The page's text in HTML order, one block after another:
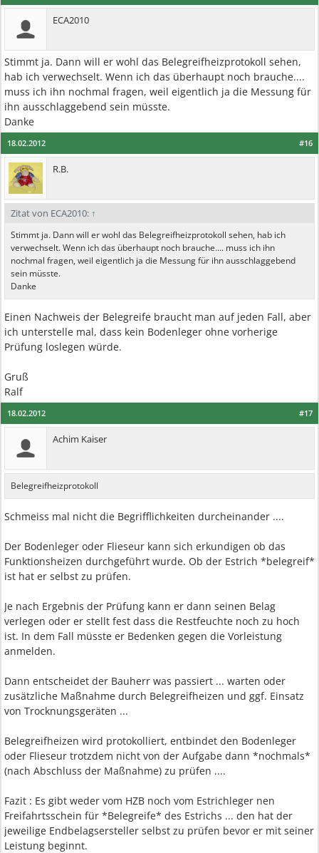
ECA2010
Stimmt ja. Dann will er wohl das Belegreifheizprotokoll sehen,
hab ich verwechselt. Wenn ich das überhaupt noch brauche....
muss ich ihn nochmal fragen, weil eigentlich ja die Messung für
ihn ausschlaggebend sein müsste.
Danke
#16
18.02.2012
R.B.
Zitat von ECA2010: ↑
Stimmt ja. Dann will er wohl das Belegreifheizprotokoll sehen, hab ich
verwechselt. Wenn ich das überhaupt noch brauche.... muss ich ihn
nochmal fragen, weil eigentlich ja die Messung für ihn ausschlaggebend
sein müsste.
Danke
Einen Nachweis der Belegreife braucht man auf jeden Fall, aber
ich unterstelle mal, dass kein Bodenleger ohne vorherige
Prüfung loslegen würde.
Gruß
Ralf
#17
18.02.2012
Achim Kaiser
Belegreifheizprotokoll
Schmeiss mal nicht die Begrifflichkeiten durcheinander ....
Der Bodenleger oder Flieseur kann sich erkundigen ob das
Funktionsheizen durchgeführt wurde. Ob der Estrich *belegreif*
ist hat er selbst zu prüfen.
Je nach Ergebnis der Prüfung kann er dann seinen Belag
verlegen oder er stellt fest dass die Restfeuchte noch zu hoch
ist. In dem Fall müsste er Bedenken gegen die Vorleistung
anmelden.
Dann entscheidet der Bauherr was passiert ... warten oder
zusätzliche Maßnahme durch Belegreifheizen und ggf. Einsatz
von Trocknungsgeräten ...
Belegreifheizen wird protokolliert, entbindet den Bodenleger
oder Flieseur trotzdem nicht von der Aufgabe dann *nochmals*
(nach Abschluss der Maßnahme) zu prüfen ....
Fazit : Es gibt weder vom HZB noch vom Estrichleger nen
Freifahrtsschein für *Belegreife* des Estrichs ... den hat der
jeweilige Endbelagsersteller selbst zu prüfen bevor er mit seiner
Leistung beginnt.